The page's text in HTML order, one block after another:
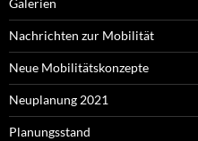
Galerien
Nachrichten zur Mobilität
Neue Mobilitätskonzepte
Neuplanung 2021
Planungsstand